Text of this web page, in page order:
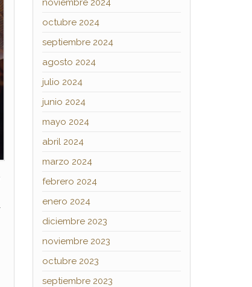
noviembre 2024
octubre 2024
septiembre 2024
agosto 2024
julio 2024
junio 2024
mayo 2024
abril 2024
marzo 2024
febrero 2024
enero 2024
diciembre 2023
noviembre 2023
octubre 2023
septiembre 2023